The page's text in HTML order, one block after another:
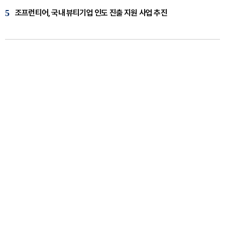
5 조프런티어, 국내 뷰티기업 인도 진출 지원 사업 추진